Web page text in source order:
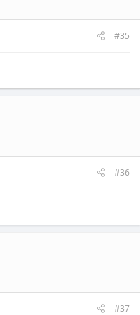
#35
#36
#37